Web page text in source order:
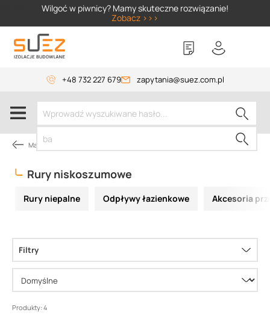
Wilgoć w piwnicy? Mamy skuteczne rozwiązanie!
Zobacz >>>
+48 732 227 679 zapytania@suez.com.pl
Materiały instalacyjne
Rury niskoszumowe
Rury niepalne Odpływy łazienkowe Akcesoria
Filtry
Produkty: 4